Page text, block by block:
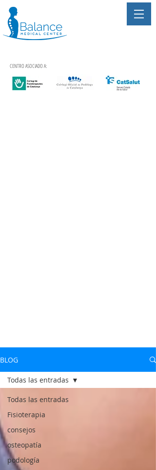
CENTRO ASOCIADO A:
BLOG
Todas las entradas
Fisioterapia
consejos
osteopatía
podología
Todas las entradas